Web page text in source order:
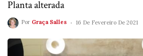
Planta alterada
Por Graça Salles 16 De Fevereiro De 2021